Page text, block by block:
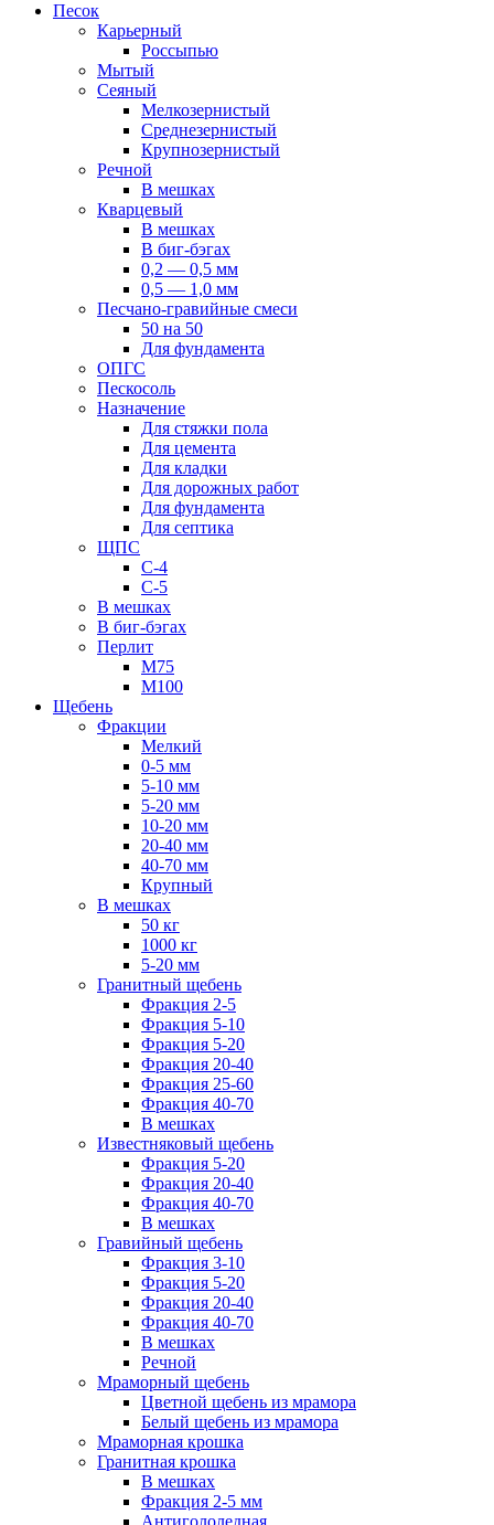
Песок
Карьерный
Россыпью
Мытый
Сеяный
Мелкозернистый
Среднезернистый
Крупнозернистый
Речной
В мешках
Кварцевый
В мешках
В биг-бэгах
0,2 — 0,5 мм
0,5 — 1,0 мм
Песчано-гравийные смеси
50 на 50
Для фундамента
ОПГС
Пескосоль
Назначение
Для стяжки пола
Для цемента
Для кладки
Для дорожных работ
Для фундамента
Для септика
ЩПС
С-4
С-5
В мешках
В биг-бэгах
Перлит
М75
М100
Щебень
Фракции
Мелкий
0-5 мм
5-10 мм
5-20 мм
10-20 мм
20-40 мм
40-70 мм
Крупный
В мешках
50 кг
1000 кг
5-20 мм
Гранитный щебень
Фракция 2-5
Фракция 5-10
Фракция 5-20
Фракция 20-40
Фракция 25-60
Фракция 40-70
В мешках
Известняковый щебень
Фракция 5-20
Фракция 20-40
Фракция 40-70
В мешках
Гравийный щебень
Фракция 3-10
Фракция 5-20
Фракция 20-40
Фракция 40-70
В мешках
Речной
Мраморный щебень
Цветной щебень из мрамора
Белый щебень из мрамора
Мраморная крошка
Гранитная крошка
В мешках
Фракция 2-5 мм